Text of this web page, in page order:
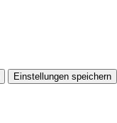
Einstellungen speichern